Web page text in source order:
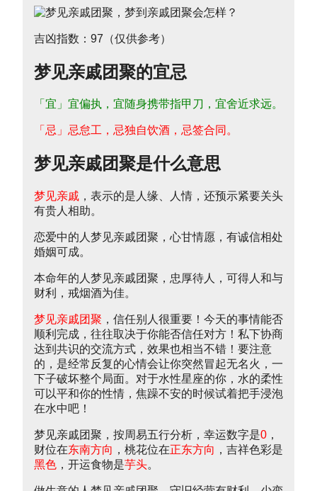
吉凶指数：97（仅供参考）
梦见亲戚团聚的宜忌
「宜」宜偏执，宜随身携带指甲刀，宜舍近求远。
「忌」忌怠工，忌独自饮酒，忌签合同。
梦见亲戚团聚是什么意思
梦见亲戚 ，表示的是人缘、人情，还预示紧要关头
有贵人相助。
恋爱中的人梦见亲戚团聚，心甘情愿，有诚信相处
婚姻可成。
本命年的人梦见亲戚团聚，忠厚待人，可得人和与
财利，戒烟酒为佳。
梦见亲戚团聚 ，信任别人很重要！今天的事情能否
顺利完成，往往取决于你能否信任对方！私下协商
达到共识的交流方式，效果也相当不错！要注意
的，是经常反复的心情会让你突然冒起无名火，一
下子破坏整个局面。对于水性星座的你，水的柔性
可以平和你的性情，焦躁不安的时候试着把手浸泡
在水中吧！
梦见亲戚团聚，按周易五行分析，幸运数字是0 ，
财位在东南方向 ，桃花位在正东方向 ，吉祥色彩是
黑色 ，开运食物是芋头。